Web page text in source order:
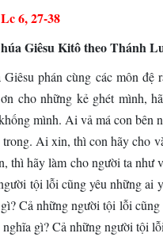
6, 27-38
Giêsu Kitô theo Thánh
phán cùng các môn đệ
cho những kẻ ghét mình,
mình. Ai vả má con bên
trong. Ai xin, thì con hãy cho
thì hãy làm cho người ta như
tội lỗi cũng yêu những ai
Cả những người tội lỗi
gì? Cả những người tội